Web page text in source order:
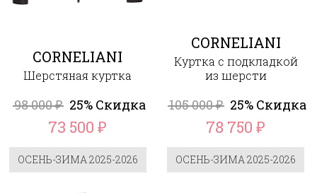
CORNELIANI
Шерстяная куртка
98 000₽ 25% Скидка
73 500₽
ОСЕНЬ-ЗИМА 2025-2026
CORNELIANI
Куртка с подкладкой
из шерсти
105 000₽ 25% Скидка
78 750₽
ОСЕНЬ-ЗИМА 2025-2026